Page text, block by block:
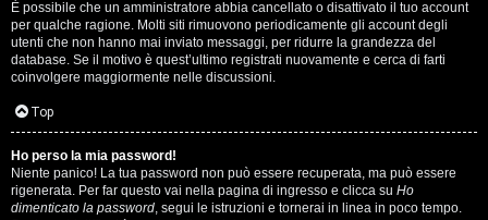
A
r
g
o
m
e
È possibile che un amministratore abbia cancellato o disattivato il tuo account
per qualche ragione. Molti siti rimuovono periodicamente gli account degli
utenti che non hanno mai inviato messaggi, per ridurre la grandezza del
database. Se il motivo è quest’ultimo registrati nuovamente e cerca di farti
coinvolgere maggiormente nelle discussioni.
Top
Ho perso la mia password!
Niente panico! La tua password non può essere recuperata, ma può essere
rigenerata. Per far questo vai nella pagina di ingresso e clicca su Ho
dimenticato la password, segui le istruzioni e tornerai in linea in poco tempo.
o
i
n
T
o
u